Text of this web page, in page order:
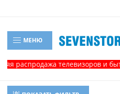
МЕНЮ
телевизоров и бытовой